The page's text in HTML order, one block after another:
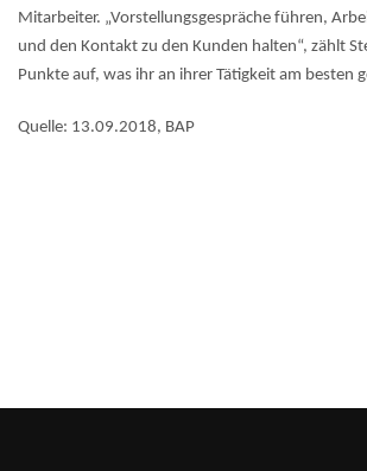
Mitarbeiter. „Vorstellungsgespräche führen,
und den Kontakt zu den Kunden halten“, zählt
Punkte auf, was ihr an ihrer Tätigkeit am besten
Quelle: 13.09.2018, BAP